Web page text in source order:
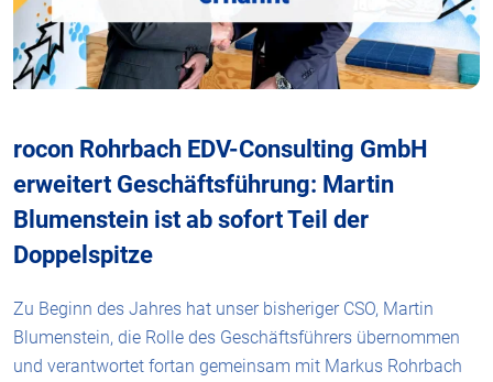
rocon Rohrbach EDV-Consulting GmbH
erweitert Geschäftsführung: Martin
Blumenstein ist ab sofort Teil der
Doppelspitze
Zu Beginn des Jahres hat unser bisheriger CSO, Martin
Blumenstein, die Rolle des Geschäftsführers übernommen
und verantwortet fortan gemeinsam mit Markus Rohrbach